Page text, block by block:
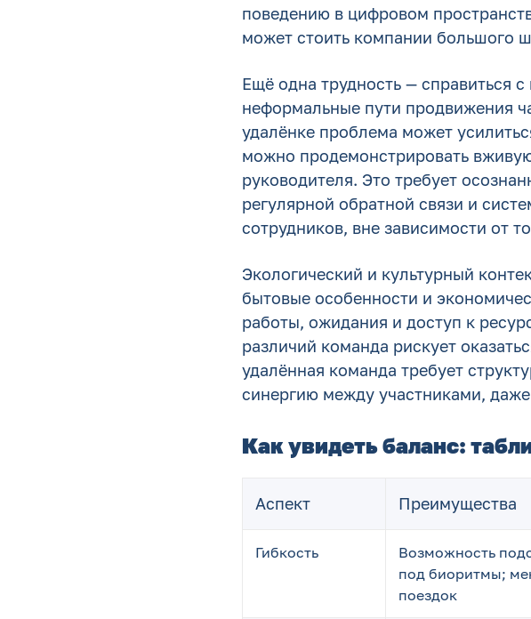
поведению в цифровом
может стоить компании большого
Ещё одна трудность — справиться
неформальные пути продвижения
удалёнке проблема может
можно продемонстрировать
руководителя. Это требует
регулярной обратной связи и
сотрудников, вне зависимости от
Экологический и культурный
бытовые особенности и
работы, ожидания и доступ к
различий команда рискует
удалённая команда требует
синергию между участниками,
Как увидеть баланс:
Аспект Преимущества
Гибкость
Возможность
под биоритмы;
поездок